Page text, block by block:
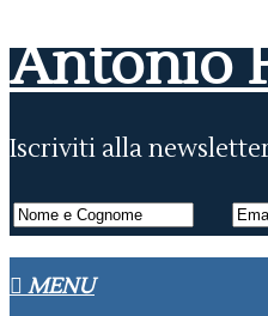
Antonio
Iscriviti alla